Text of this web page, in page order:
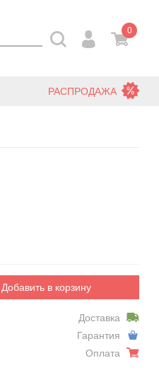
0
РАСПРОДАЖА
Добавить в корзину
Доставка
Гарантия
Оплата